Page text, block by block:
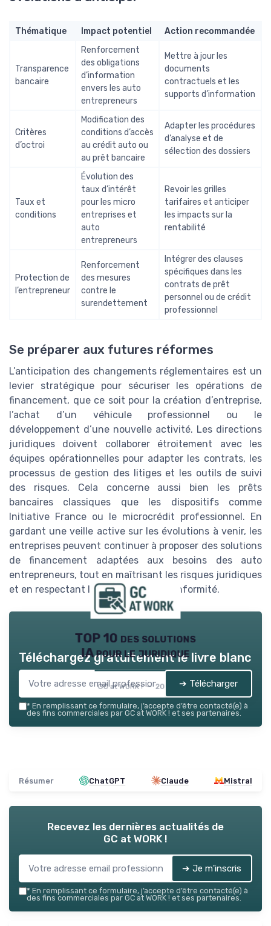
Thématique Impact potentiel Action recommandée
Transparence
bancaire
Renforcement
des obligations
d’information
envers les auto
entrepreneurs
Mettre à jour les
documents
contractuels et les
supports d’information
Critères
d’octroi
Modification des
conditions d’accès
au crédit auto ou
au prêt bancaire
Adapter les procédures
d’analyse et de
sélection des dossiers
Taux et
conditions
Évolution des
taux d’intérêt
pour les micro
entreprises et
auto
entrepreneurs
Revoir les grilles
tarifaires et anticiper
les impacts sur la
rentabilité
Protection de
l’entrepreneur
Renforcement
des mesures
contre le
surendettement
Intégrer des clauses
spécifiques dans les
contrats de prêt
personnel ou de crédit
professionnel
Se préparer aux futures réformes
L’anticipation des changements réglementaires est un
levier stratégique pour sécuriser les opérations de
financement, que ce soit pour la création d’entreprise,
l’achat d’un véhicule professionnel ou le
développement d’une nouvelle activité. Les directions
juridiques doivent collaborer étroitement avec les
équipes opérationnelles pour adapter les contrats, les
processus de gestion des litiges et les outils de suivi
des risques. Cela concerne aussi bien les prêts
bancaires classiques que les dispositifs comme
Initiative France ou le microcrédit professionnel. En
gardant une veille active sur les évolutions à venir, les
entreprises peuvent continuer à proposer des solutions
de financement adaptées aux besoins des auto
entrepreneurs, tout en maîtrisant les risques juridiques
et en respectant les exigences de conformité.
TOP 10 des solutions
IA pour le juridique
GC at WORK ! — 2026
Téléchargez gratuitement le livre blanc
➔ Télécharger
* En remplissant ce formulaire, j’accepte d’être contacté(e) à
des fins commerciales par GC at WORK ! et ses partenaires.
Résumer ChatGPT Claude Mistral
Recevez les dernières actualités de
GC at WORK !
➔ Je m'inscris
* En remplissant ce formulaire, j’accepte d’être contacté(e) à
des fins commerciales par GC at WORK ! et ses partenaires.